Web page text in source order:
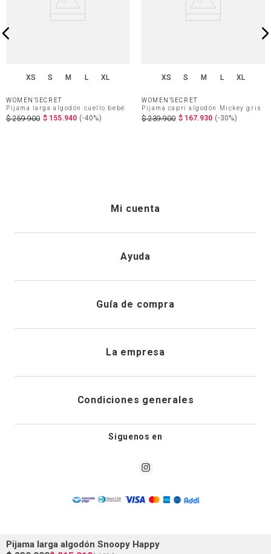
Pijama larga algodón Snoopy Happy
XS S M L XL
WOMEN'SECRET
Pijama larga algodón cuello bebé
$ 259.900 $ 155.940 (-40%)
XS S M L XL
WOMEN'SECRET
Pijama capri algodón Mickey gris
$ 239.900 $ 167.930 (-30%)
Mi cuenta
Historial de pedidos
Ayuda
Cambios, devoluciones y desistimiento
Guía de compra
La empresa
Newsletter
Condiciones generales
Aviso legal
Condiciones generales de promociones
Siguenos en